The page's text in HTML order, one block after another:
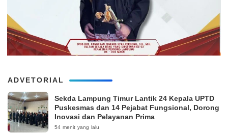
ADVETORIAL
‎Sekda Lampung Timur Lantik 24 Kepala UPTD
Puskesmas dan 14 Pejabat Fungsional, Dorong
Inovasi dan Pelayanan Prima
54 menit yang lalu